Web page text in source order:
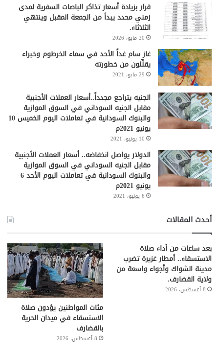
قرار بزيادة أسعار تذاكر الباصات السفرية لمدى
زمني محدد يبدأ من الجمعة المقبل وينتهي
الثلاثاء.
20 مايو، 2026
غاز سام غداً الأحد في سماء الخرطوم وخبراء
يقلِّلون من خطورته
29 مايو، 2021
الجنيه يتراجع مجدداً..أسعار العملات الأجنبية
مقابل الجنيه السوداني في السوق الموازية
والبنوك السودانية في تعاملات اليوم الخميس 10
يونيو 2021م
10 يونيو، 2021
الدولار يواصل انخفاضه.. أسعار العملات الأجنبية
مقابل الجنيه السوداني في السوق الموازية
والبنوك السودانية في تعاملات اليوم الأحد 6
يونيو 2021م
6 يونيو، 2021
أحدث المقالات
بعد ساعات من ٱداء صلاة
الاستسقاء.. أمطار غزيرة تضرب
مدينة الشواك وأجواء واسعة من
ولاية القضارف.
8 أغسطس، 2026
مئات المواطنين يؤدون صلاة
الاستسقاء في ميدان الحرية
بالقضارف
8 أغسطس، 2026